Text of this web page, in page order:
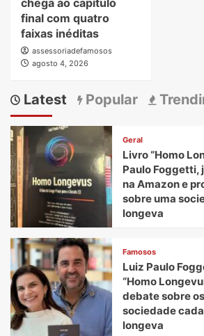
final com quatro
faixas inéditas
assessoriadefamosos
agosto 4, 2026
Latest Popular
Geral
Livro “Homo
Paulo Foggetti,
na Amazon e
sobre uma
longeva
Famosos
Luiz Paulo
“Homo
debate sobre
sociedade
longeva